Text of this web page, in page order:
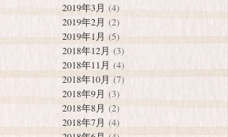
2019年3月 (4)
2019年2月 (2)
2019年1月 (5)
2018年12月 (3)
2018年11月 (4)
2018年10月(7)
2018年9月 (3)
2018年8月 (2)
2018年7月 (4)